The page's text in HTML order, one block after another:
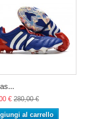
€ 280,00 €
al carrello